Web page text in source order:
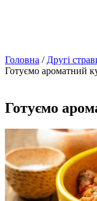
Головна /Другі
Готуємо ароматний
Готуємо